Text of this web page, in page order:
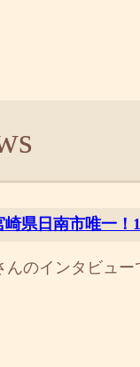
崎県日南市唯一
んのインタビュ